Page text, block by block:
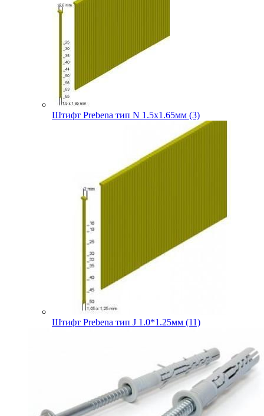
Штифт Prebena тип N 1.5х1.65мм (3)
Штифт Prebena тип J 1.0*1.25мм (11)